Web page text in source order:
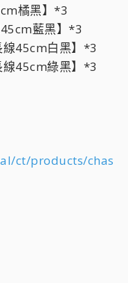
橘黑】*3
藍黑】*3
45cm白黑】*3
45cm綠黑】*3
ct/products/chas